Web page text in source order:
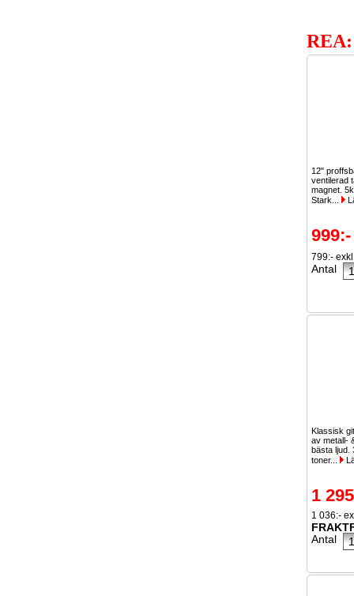
REA:
12"
ventilerad
magnet.
Stark...
999:-
799:-
Antal
Klassisk
av metall-
bästa ljud.
toner...
1
1 036:-
Antal